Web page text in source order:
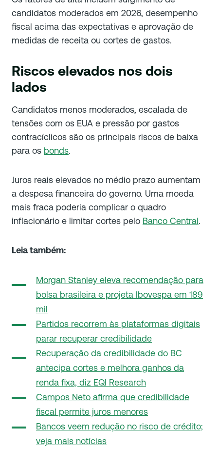
candidatos moderados em 2026, desempenho
fiscal acima das expectativas e aprovação de
medidas de receita ou cortes de gastos.
Riscos elevados nos dois
lados
Candidatos menos moderados, escalada de
tensões com os EUA e pressão por gastos
contracíclicos são os principais riscos de baixa
para os bonds.
Juros reais elevados no médio prazo aumentam
a despesa financeira do governo. Uma moeda
mais fraca poderia complicar o quadro
inflacionário e limitar cortes pelo Banco Central.
Leia também:
Morgan Stanley eleva recomendação para
bolsa brasileira e projeta Ibovespa em 189
mil
Partidos recorrem às plataformas digitais
parar recuperar credibilidade
Recuperação da credibilidade do BC
antecipa cortes e melhora ganhos da
renda fixa, diz EQI Research
Campos Neto afirma que credibilidade
fiscal permite juros menores
Bancos veem redução no risco de crédito;
veja mais notícias